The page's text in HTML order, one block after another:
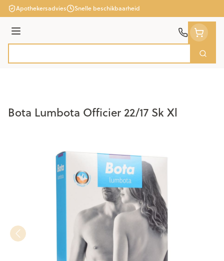
Ga naar de inhoud
Apothekersadvies Snelle beschikbaarheid
Menu
Zoek
Bota Lumbota Officier 22/17 Sk Xl